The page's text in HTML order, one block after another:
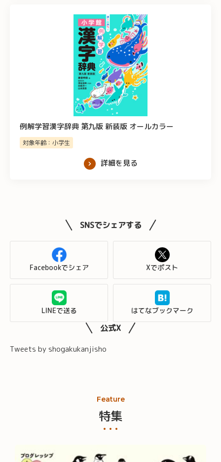
例解学習漢字辞典 第九版 新装版 オールカラー
対象年齢：小学生
詳細を見る
SNSでシェアする
Facebookでシェア Xでポスト
LINEで送る はてなブックマーク
公式X
Tweets by shogakukanjisho
Feature
特集